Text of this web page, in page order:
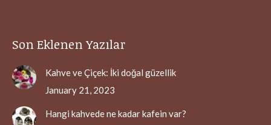
Son Eklenen Yazılar
Kahve ve Çiçek: İki doğal güzellik
January 21, 2023
Hangi kahvede ne kadar kafein var?